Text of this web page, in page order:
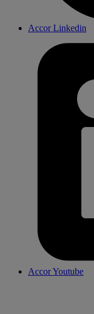
Accor Linkedin
Accor Youtube